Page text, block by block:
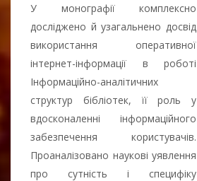
У монографії комплексно
досліджено й узагальнено досвід
використання оперативної
інтернет-інформації в роботі
Інформаційно-аналітичних
структур бібліотек, її роль у
вдосконаленні інформаційного
забезпечення користувачів.
Проаналізовано наукові уявлення
про сутність і специфіку